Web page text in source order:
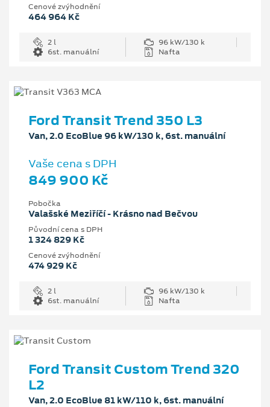
Cenové zvýhodnění
464 964 Kč
2 l
96 kW/130 k
6st. manuální
Nafta
Ford Transit Trend 350 L3
Van, 2.0 EcoBlue 96 kW/130 k, 6st. manuální
Vaše cena s DPH
849 900 Kč
Pobočka
Valašské Meziříčí - Krásno nad Bečvou
Původní cena s DPH
1 324 829 Kč
Cenové zvýhodnění
474 929 Kč
2 l
96 kW/130 k
6st. manuální
Nafta
Ford Transit Custom Trend 320
L2
Van, 2.0 EcoBlue 81 kW/110 k, 6st. manuální